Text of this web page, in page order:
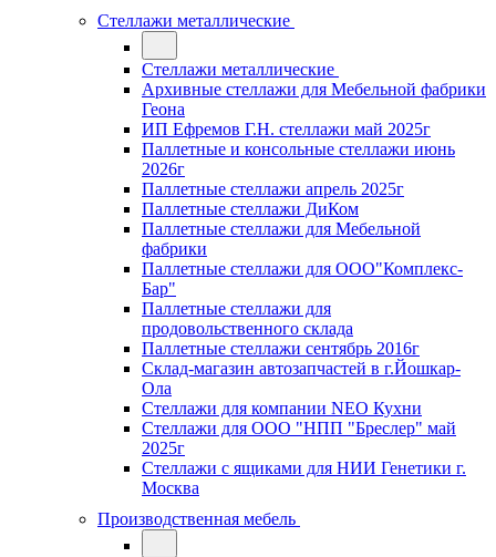
Стеллажи металлические
Стеллажи металлические
Архивные стеллажи для Мебельной фабрики
Геона
ИП Ефремов Г.Н. стеллажи май 2025г
Паллетные и консольные стеллажи июнь
2026г
Паллетные стеллажи апрель 2025г
Паллетные стеллажи ДиКом
Паллетные стеллажи для Мебельной
фабрики
Паллетные стеллажи для ООО"Комплекс-
Бар"
Паллетные стеллажи для
продовольственного склада
Паллетные стеллажи сентябрь 2016г
Склад-магазин автозапчастей в г.Йошкар-
Ола
Стеллажи для компании NEO Кухни
Стеллажи для ООО "НПП "Бреслер" май
2025г
Стеллажи с ящиками для НИИ Генетики г.
Москва
Производственная мебель